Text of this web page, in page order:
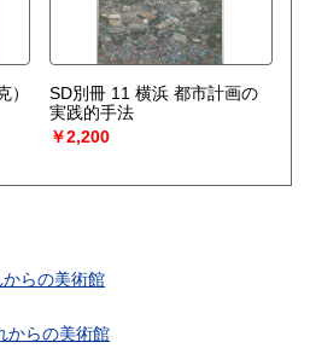
）
SD別冊 11 横浜 都市計画の
実践的手法
￥2,200
からの美術館
からの美術館